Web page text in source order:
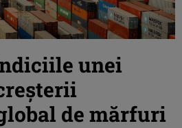
unei
de mărfuri